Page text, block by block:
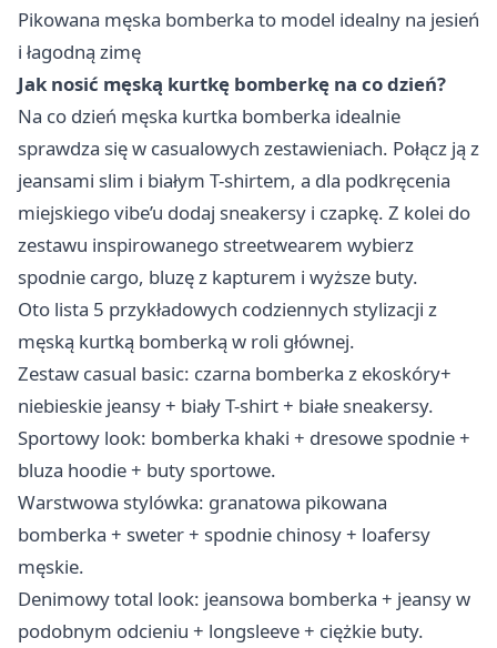
Pikowana męska bomberka to model idealny na jesień
i łagodną zimę
Jak nosić męską kurtkę bomberkę na co dzień?
Na co dzień męska kurtka bomberka idealnie
sprawdza się w casualowych zestawieniach. Połącz ją z
jeansami slim i białym T-shirtem, a dla podkręcenia
miejskiego vibe’u dodaj sneakersy i czapkę. Z kolei do
zestawu inspirowanego streetwearem wybierz
spodnie cargo, bluzę z kapturem i wyższe buty.
Oto lista 5 przykładowych codziennych stylizacji z
męską kurtką bomberką w roli głównej.
Zestaw casual basic: czarna bomberka z ekoskóry+
niebieskie jeansy + biały T-shirt + białe sneakersy.
Sportowy look: bomberka khaki + dresowe spodnie +
bluza hoodie + buty sportowe.
Warstwowa stylówka: granatowa pikowana
bomberka + sweter + spodnie chinosy + loafersy
męskie.
Denimowy total look: jeansowa bomberka + jeansy w
podobnym odcieniu + longsleeve + ciężkie buty. ​